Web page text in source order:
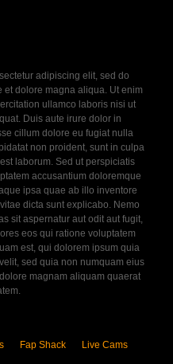
adipiscing elit, sed do
dolore magna aliqua. Ut enim
ullamco laboris nisi ut
Duis aute irure dolor in
cillum dolore eu fugiat nulla
non proident, sunt in culpa
laborum. Sed ut perspiciatis
accusantium doloremque
ipsa quae ab illo inventore
dicta sunt explicabo. Nemo
sit aspernatur aut odit aut fugit,
eos qui ratione voluptatem
est, qui dolorem ipsum quia
sed quia non numquam eius
magnam aliquam quaerat
Fap Shack Live Cams